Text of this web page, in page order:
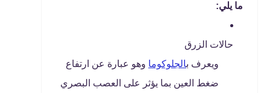
ما يلي:
حالات الزرق
ويعرف بالجلوكوما وهو عبارة عن ارتفاع
ضغط العين بما يؤثر على العصب البصري